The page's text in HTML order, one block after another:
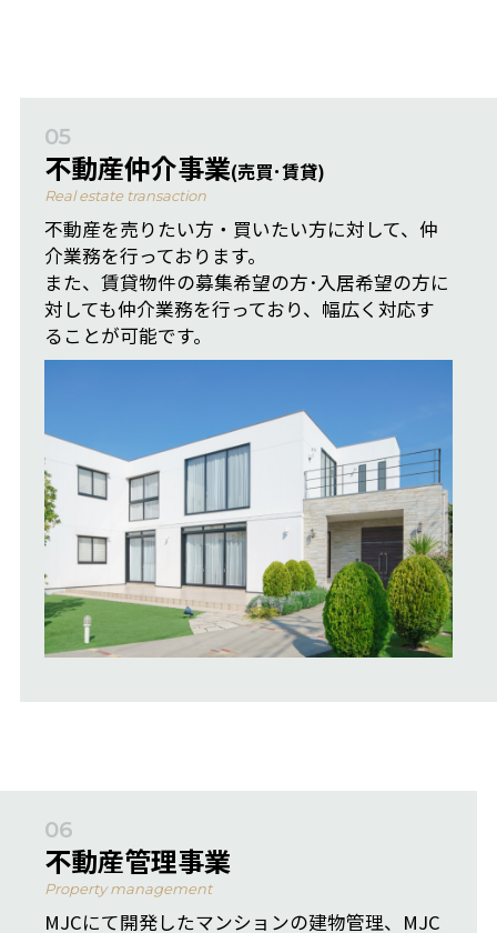
05
不動産仲介事業(売買･賃貸)
Real estate transaction
不動産を売りたい方・買いたい方に対して、仲
介業務を行っております。
また、賃貸物件の募集希望の方･入居希望の方に
対しても仲介業務を行っており、幅広く対応す
ることが可能です。
06
不動産管理事業
Property management
MJCにて開発したマンションの建物管理、MJC